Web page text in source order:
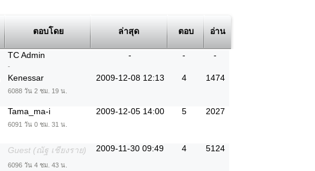
ตอบโดย ล่าสุด ตอบ อ่าน
TC Admin
-
- - -
Kenessar
6088 วัน 2 ชม. 19 น.
2009-12-08 12:13 4 1474
Tama_ma-i
6091 วัน 0 ชม. 31 น.
2009-12-05 14:00 5 2027
Guest (ณัฐ เชียงราย)
6096 วัน 4 ชม. 43 น.
2009-11-30 09:49 4 5124